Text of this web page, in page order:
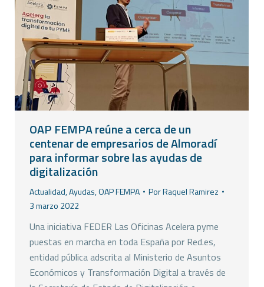
OAP FEMPA reúne a cerca de un
centenar de empresarios de Almoradí
para informar sobre las ayudas de
digitalización
Actualidad,Ayudas,OAP FEMPA PorRaquel Ramirez
3 marzo 2022
Una iniciativa FEDER Las Oficinas Acelera pyme
puestas en marcha en toda España por Red.es,
entidad pública adscrita al Ministerio de Asuntos
Económicos y Transformación Digital a través de